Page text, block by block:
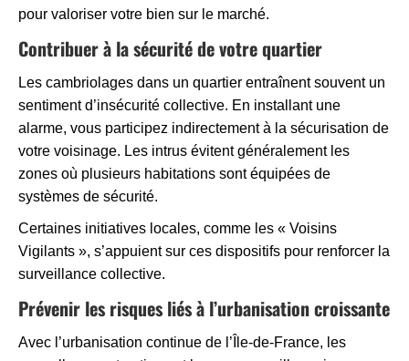
pour valoriser votre bien sur le marché.
Contribuer à la sécurité de votre quartier
Les cambriolages dans un quartier entraînent souvent un
sentiment d’insécurité collective. En installant une
alarme, vous participez indirectement à la sécurisation de
votre voisinage. Les intrus évitent généralement les
zones où plusieurs habitations sont équipées de
systèmes de sécurité.
Certaines initiatives locales, comme les « Voisins
Vigilants », s’appuient sur ces dispositifs pour renforcer la
surveillance collective.
Prévenir les risques liés à l’urbanisation croissante
Avec l’urbanisation continue de l’Île-de-France, les